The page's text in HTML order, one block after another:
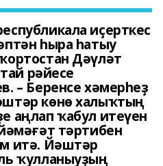
иҫерткес
һыра һатыу
Дәүләт
рәйесе
– Беренсе хәмерһеҙ
көнө халыҡтың
аңлап ҡабул итеүен
тәртибен
итә. Йәштәр
ҡулланыуҙың